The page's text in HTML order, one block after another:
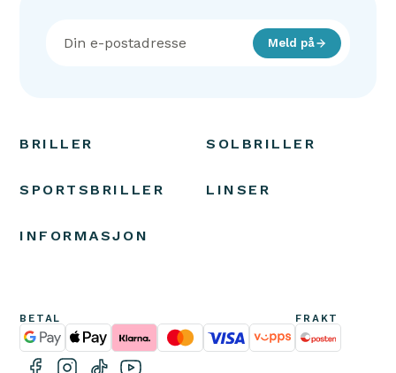
Meld på
BRILLER SOLBRILLER
SPORTSBRILLER LINSER
INFORMASJON
BETAL FRAKT